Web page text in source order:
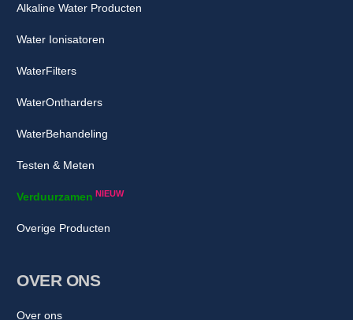
Alkaline Water Producten
Water Ionisatoren
WaterFilters
WaterOntharders
WaterBehandeling
Testen & Meten
Verduurzamen NIEUW
Overige Producten
OVER ONS
Over ons